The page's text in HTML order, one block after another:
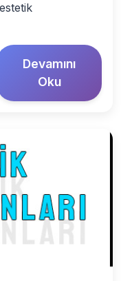
Devamını
Oku